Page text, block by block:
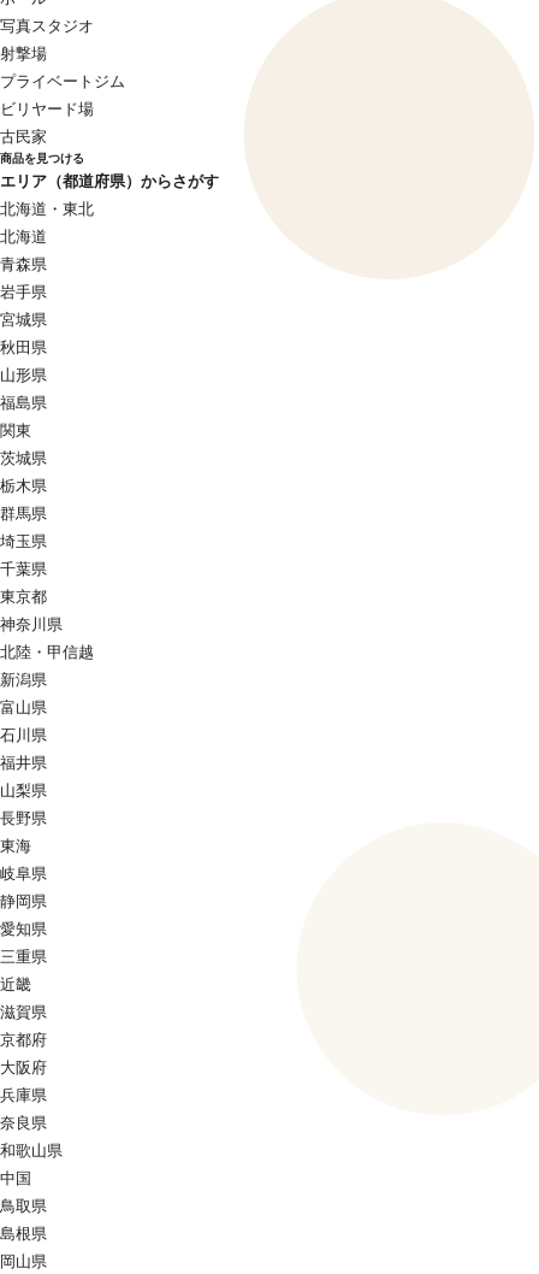
写真スタジオ
射撃場
プライベートジム
ビリヤード場
古民家
商品を見つける
エリア（都道府県）からさがす
北海道・東北
北海道
青森県
岩手県
宮城県
秋田県
山形県
福島県
関東
茨城県
栃木県
群馬県
埼玉県
千葉県
東京都
神奈川県
北陸・甲信越
新潟県
富山県
石川県
福井県
山梨県
長野県
東海
岐阜県
静岡県
愛知県
三重県
近畿
滋賀県
京都府
大阪府
兵庫県
奈良県
和歌山県
中国
鳥取県
島根県
岡山県